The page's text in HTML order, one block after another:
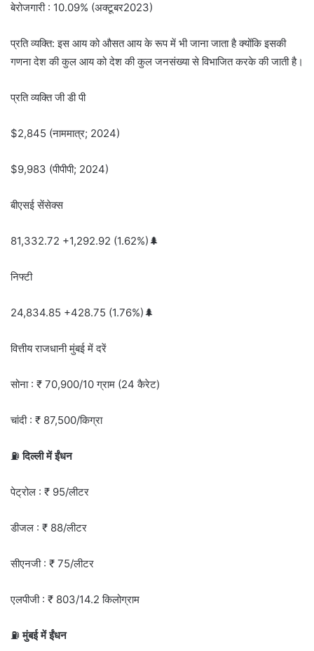
बेरोजगारी : 10.09% (अक्टूबर2023)
प्रति व्यक्ति: इस आय को औसत आय के रूप में भी जाना जाता है क्योंकि इसकी
गणना देश की कुल आय को देश की कुल जनसंख्या से विभाजित करके की जाती है।
प्रति व्यक्ति जी डी पी
$2,845 (नाममात्र; 2024)
$9,983 (पीपीपी; 2024)
बीएसई सेंसेक्स
81,332.72 +1,292.92 (1.62%)🌲
निफ्टी
24,834.85 +428.75 (1.76%)🌲
वित्तीय राजधानी मुंबई में दरें
सोना : ₹ 70,900/10 ग्राम (24 कैरेट)
चांदी : ₹ 87,500/किग्रा
⛽दिल्ली में ईंधन
पेट्रोल : ₹ 95/लीटर
डीजल : ₹ 88/लीटर
सीएनजी : ₹ 75/लीटर
एलपीजी : ₹ 803/14.2 किलोग्राम
⛽मुंबई में ईंधन